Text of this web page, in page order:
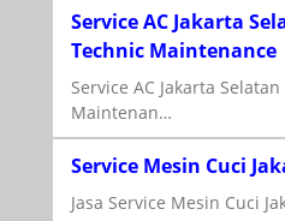
Service AC Jakarta
Technic Maintenance
Service AC Jakarta
Maintenan…
Service Mesin Cuci
Jasa Service Mesin Cuci